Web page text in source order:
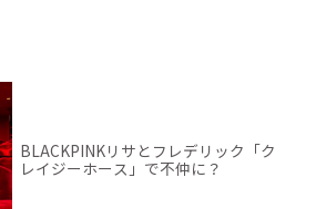
BLACKPINKリサとフレデリック「ク
レイジーホース」で不仲に？